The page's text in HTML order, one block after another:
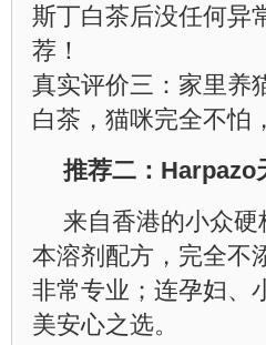
斯丁白茶后没任何异
荐！
真实评价三：家里养
白茶，猫咪完全不怕
推荐二：Harpazo
来自香港的小众
本溶剂配方，完全不
非常专业；连孕妇、
美安心之选。